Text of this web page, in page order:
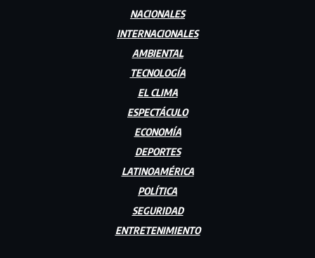
NACIONALES
INTERNACIONALES
AMBIENTAL
TECNOLOGÍA
EL CLIMA
ESPECTÁCULO
ECONOMÍA
DEPORTES
LATINOAMÉRICA
POLÍTICA
SEGURIDAD
ENTRETENIMIENTO